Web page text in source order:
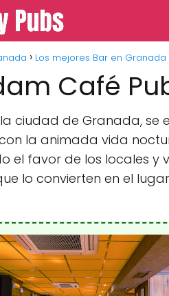
Los mejores Bar en Granada
Café
ciudad de Granada,
la animada vida
el favor de los locales
lo convierten en el